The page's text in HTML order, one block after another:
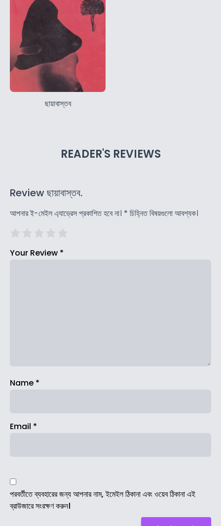
ছায়াবাস্তব
READER'S REVIEWS
Review ছায়াবাস্তব.
আপনার ই-মেইল এ্যাড্রেস প্রকাশিত হবে না। * চিহ্নিত বিষয়গুলো আবশ্যক।
Your Review *
Name *
Email *
পরবর্তীতে ব্যবহারের জন্য আপনার নাম, ইমেইল ঠিকানা এবং ওয়েব ঠিকানা এই
ব্রাউজারে সংরক্ষণ করুন।